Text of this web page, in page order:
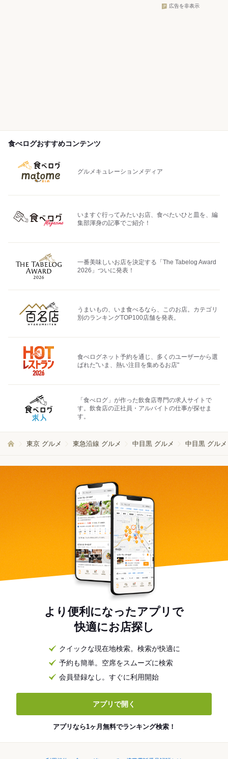
広告を非表示
食べログおすすめコンテンツ
グルメキュレーションメディア
いますぐ行ってみたいお店、食べたいひと皿を、編
集部渾身の記事でご紹介！
一番美味しいお店を決定する「The Tabelog Award
2026」ついに発表！
うまいもの、いま食べるなら、このお店。カテゴリ
別のランキングTOP100店舗を発表。
食べログネット予約を通じ、多くのユーザーから選
ばれた"いま、熱い注目を集めるお店"
「食べログ」が作った飲食店専門の求人サイトで
す。飲食店の正社員・アルバイトの仕事が探せま
す。
東京 グルメ 東急沿線 グルメ 中目黒 グルメ 中目黒 グル
より便利になったアプリで
快適にお店探し
クイックな現在地検索。検索が快適に
予約も簡単。空席をスムーズに検索
会員登録なし。すぐに利用開始
アプリで開く
アプリなら1ヶ月無料でランキング検索！